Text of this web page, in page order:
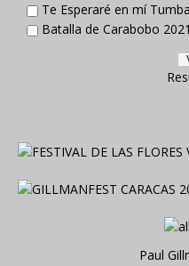
Te Esperaré en mí Tumba
Batalla de Carabobo 2021
Paul